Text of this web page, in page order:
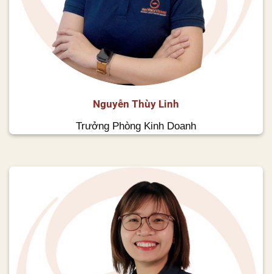
Nguyễn Thùy Linh
Trưởng Phòng Kinh Doanh